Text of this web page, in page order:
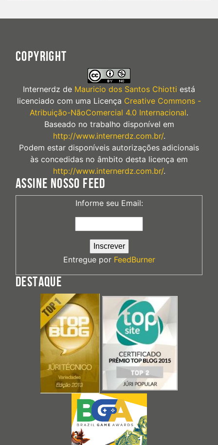
COPYRIGHT
Internerdz de Mauricio dos Santos Chiotti está
licenciado com uma Licença Creative Commons -
Atribuição-NãoComercial 4.0 Internacional.
Baseado no trabalho disponível em
http://www.internerdz.com.br/.
Podem estar disponíveis autorizações adicionais
às concedidas no âmbito desta licença em
http://www.internerdz.com.br/.
ASSINE NOSSO FEED
Informe seu Email:
Entregue por FeedBurner
DESTAQUE